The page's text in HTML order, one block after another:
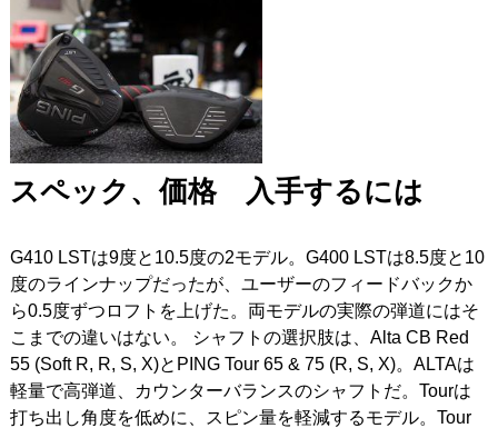
スペック、価格 入手するには
G410 LSTは9度と10.5度の2モデル。G400 LSTは8.5度と10
度のラインナップだったが、ユーザーのフィードバックか
ら0.5度ずつロフトを上げた。両モデルの実際の弾道にはそ
こまでの違いはない。 シャフトの選択肢は、Alta CB Red
55 (Soft R, R, S, X)とPING Tour 65 & 75 (R, S, X)。ALTAは
軽量で高弾道、カウンターバランスのシャフトだ。Tourは
打ち出し角度を低めに、スピン量を軽減するモデル。Tour